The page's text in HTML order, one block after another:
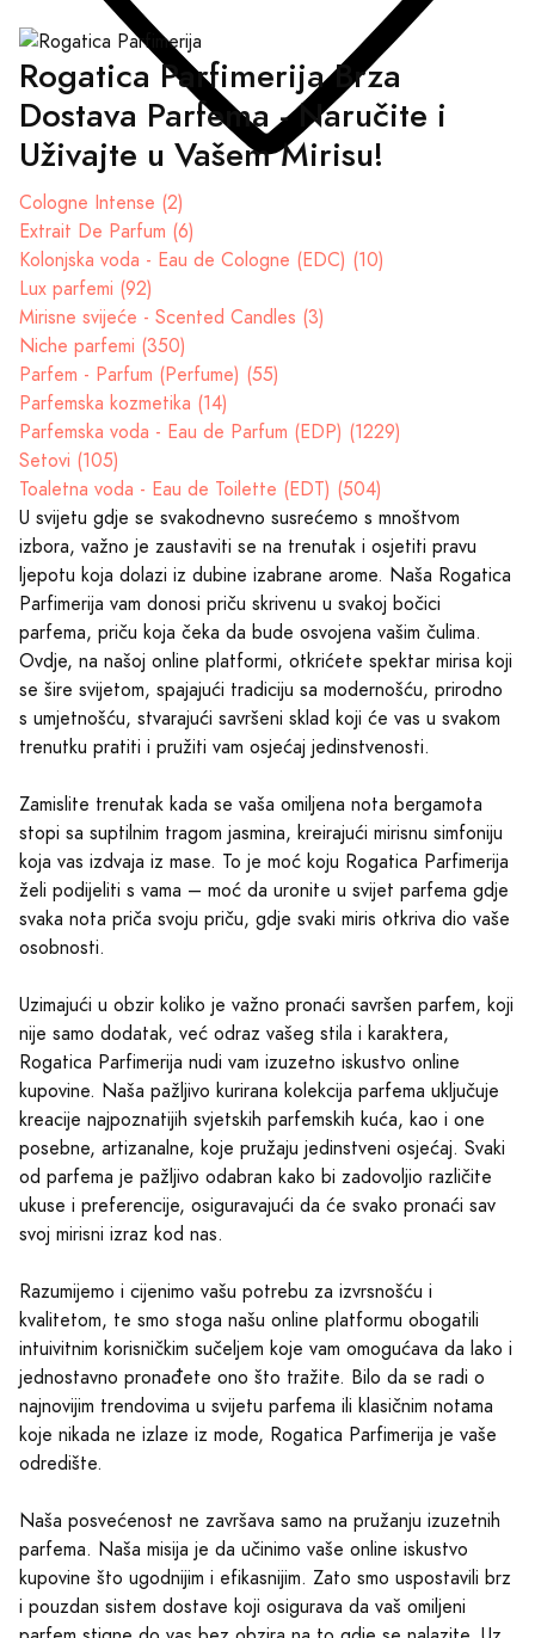
Rogatica Parfimerija Brza
Dostava Parfema - Naručite i
Uživajte u Vašem Mirisu!
Cologne Intense (2)
Extrait De Parfum (6)
Kolonjska voda - Eau de Cologne (EDC) (10)
Lux parfemi (92)
Mirisne svijeće - Scented Candles (3)
Niche parfemi (350)
Parfem - Parfum (Perfume) (55)
Parfemska kozmetika (14)
Parfemska voda - Eau de Parfum (EDP) (1229)
Setovi (105)
Toaletna voda - Eau de Toilette (EDT) (504)
U svijetu gdje se svakodnevno susrećemo s mnoštvom
izbora, važno je zaustaviti se na trenutak i osjetiti pravu
ljepotu koja dolazi iz dubine izabrane arome. Naša Rogatica
Parfimerija vam donosi priču skrivenu u svakoj bočici
parfema, priču koja čeka da bude osvojena vašim čulima.
Ovdje, na našoj online platformi, otkrićete spektar mirisa koji
se šire svijetom, spajajući tradiciju sa modernošću, prirodno
s umjetnošću, stvarajući savršeni sklad koji će vas u svakom
trenutku pratiti i pružiti vam osjećaj jedinstvenosti.
Zamislite trenutak kada se vaša omiljena nota bergamota
stopi sa suptilnim tragom jasmina, kreirajući mirisnu simfoniju
koja vas izdvaja iz mase. To je moć koju Rogatica Parfimerija
želi podijeliti s vama – moć da uronite u svijet parfema gdje
svaka nota priča svoju priču, gdje svaki miris otkriva dio vaše
osobnosti.
Uzimajući u obzir koliko je važno pronaći savršen parfem, koji
nije samo dodatak, već odraz vašeg stila i karaktera,
Rogatica Parfimerija nudi vam izuzetno iskustvo online
kupovine. Naša pažljivo kurirana kolekcija parfema uključuje
kreacije najpoznatijih svjetskih parfemskih kuća, kao i one
posebne, artizanalne, koje pružaju jedinstveni osjećaj. Svaki
od parfema je pažljivo odabran kako bi zadovoljio različite
ukuse i preferencije, osiguravajući da će svako pronaći sav
svoj mirisni izraz kod nas.
Razumijemo i cijenimo vašu potrebu za izvrsnošću i
kvalitetom, te smo stoga našu online platformu obogatili
intuivitnim korisničkim sučeljem koje vam omogućava da lako i
jednostavno pronađete ono što tražite. Bilo da se radi o
najnovijim trendovima u svijetu parfema ili klasičnim notama
koje nikada ne izlaze iz mode, Rogatica Parfimerija je vaše
odredište.
Naša posvećenost ne završava samo na pružanju izuzetnih
parfema. Naša misija je da učinimo vaše online iskustvo
kupovine što ugodnijim i efikasnijim. Zato smo uspostavili brz
i pouzdan sistem dostave koji osigurava da vaš omiljeni